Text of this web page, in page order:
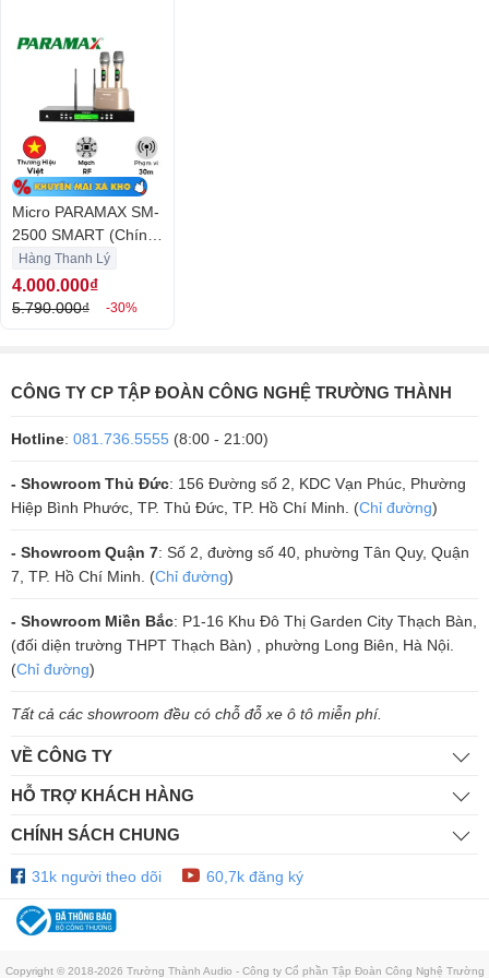
Chống hú tối ưu cho cuộc vui ca hát mượt mà
- SM-2500 SMART trang bị mạch chống hú và phần RF ứng dụng bộ
lọc hiệu suất cao nhiều giai đoạn.
- Sử dụng công nghệ băng thông hẹp cho dải trung và cao tần, theo
đó hệ thống tự động tìm kiếm kênh tín hiệu tốt nhất, kết hợp kỹ thuật
Kết nối đa dạng với các kiểu ngõ ra thông
dụng
Thiết kế ngõ ra âm thanh chuyên nghiệp, đảm bảo kết nối đa dạng với
hầu hết các kiểu ngõ ra thông dụng trên thị trường:
• Ngõ ra cân bằng XLR.
• Ngõ ra không cân bằng 6.35mm.
Thiết kế đốc sạc tự động kiêm giá đỡ micro
Giúp bộ micro của Bạn sẽ luôn trong trạng thái được sạc đầy khi
không sử dụng, sẵn sàng cho lần ca hát tiếp theo mà không tốn chút
Micro PARAMAX SM-
2500 SMART (Chính
Hãng mới 99%)
Hàng Thanh Lý
4.000.000₫
5.790.000₫ -30%
CÔNG TY CP TẬP ĐOÀN CÔNG NGHỆ TRƯỜNG THÀNH
Hotline: 081.736.5555 (8:00 - 21:00)
- Showroom Thủ Đức: 156 Đường số 2, KDC Vạn Phúc, Phường
Hiệp Bình Phước, TP. Thủ Đức, TP. Hồ Chí Minh. (Chỉ đường)
- Showroom Quận 7: Số 2, đường số 40, phường Tân Quy, Quận
7, TP. Hồ Chí Minh. (Chỉ đường)
- Showroom Miền Bắc: P1-16 Khu Đô Thị Garden City Thạch Bàn,
(đối diện trường THPT Thạch Bàn) , phường Long Biên, Hà Nội.
(Chỉ đường)
Tất cả các showroom đều có chỗ đỗ xe ô tô miễn phí.
VỀ CÔNG TY
HỖ TRỢ KHÁCH HÀNG
CHÍNH SÁCH CHUNG
31k người theo dõi 60,7k đăng ký
Copyright © 2018-2026 Trường Thành Audio - Công ty Cổ phần Tập Đoàn Công Nghệ Trường